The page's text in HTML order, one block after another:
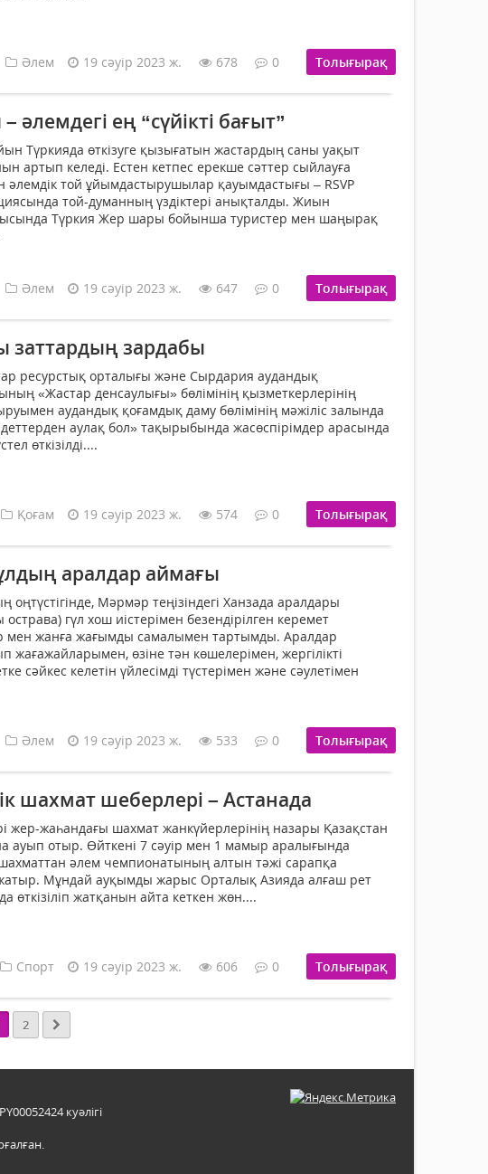
Әлем 19 сәуір 2023 ж. 678 0 Толығырақ
әлемдегі ең “сүйікті бағыт”
Түркияда өткізуге қызығатын жастардың саны уақыт
артып келеді. Естен кетпес ерекше сәттер сыйлауға
әлемдік той ұйымдастырушылар қауымдастығы – RSVP
той-думанның үздіктері анықталды. Жиын
Түркия Жер шары бойынша туристер мен шаңырақ
Әлем 19 сәуір 2023 ж. 647 0 Толығырақ
заттардың зардабы
ресурстық орталығы және Сырдария аудандық
«Жастар денсаулығы» бөлімінің қызметкерлерінің
аудандық қоғамдық даму бөлімінің мәжіліс залында
аулақ бол» тақырыбында жасөспірімдер арасында
өткізілді....
Қоғам 19 сәуір 2023 ж. 574 0 Толығырақ
аралдар аймағы
оңтүстігінде, Мәрмәр теңізіндегі Ханзада аралдары
гүл хош иістерімен безендірілген керемет
мен жанға жағымды самалымен тартымды. Аралдар
жағажайларымен, өзіне тән көшелерімен, жергілікті
сәйкес келетін үйлесімді түстерімен және сәулетімен
Әлем 19 сәуір 2023 ж. 533 0 Толығырақ
шахмат шеберлері – Астанада
жер-жаһан­дағы шахмат жанкүйе­р­лерінің назары Қазақстан
ауып отыр. Өйткені 7 сәуір мен 1 ма­мыр аралығында
әлем чем­пиона­тының алтын тәжі сарап­қа
Мұн­дай ауқымды жарыс Орта­лық Азияда алғаш рет
өткізіліп жат­қанын айта кеткен жөн....
Спорт 19 сәуір 2023 ж. 606 0 Толығырақ
2
куәлігі